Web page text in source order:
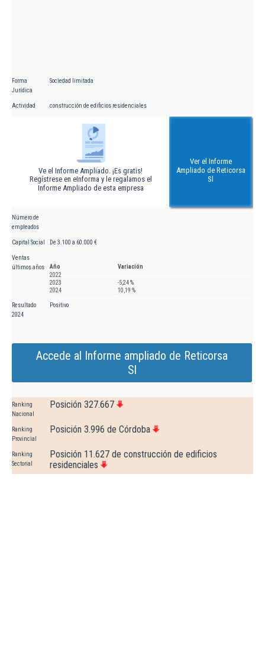
Forma
Jurídica
Sociedad limitada
Actividad construcción de edificios residenciales
Ve el Informe Ampliado. ¡Es gratis!
Regístrese en eInforma y le regalamos el
Informe Ampliado de esta empresa
Ver el Informe
Ampliado de Reticorsa
Sl
Número de
empleados
Capital Social De 3.100 a 60.000 €
Ventas
últimos años
Año
Variación
2022
2023
-5,24 %
2024
10,19 %
Resultado
2024
Positivo
Accede al Informe ampliado de Reticorsa
Sl
Ranking
Nacional
Posición 327.667
Ranking
Provincial
Posición 3.996 de Córdoba
Ranking
Sectorial
Posición 11.627 de construcción de edificios
residenciales